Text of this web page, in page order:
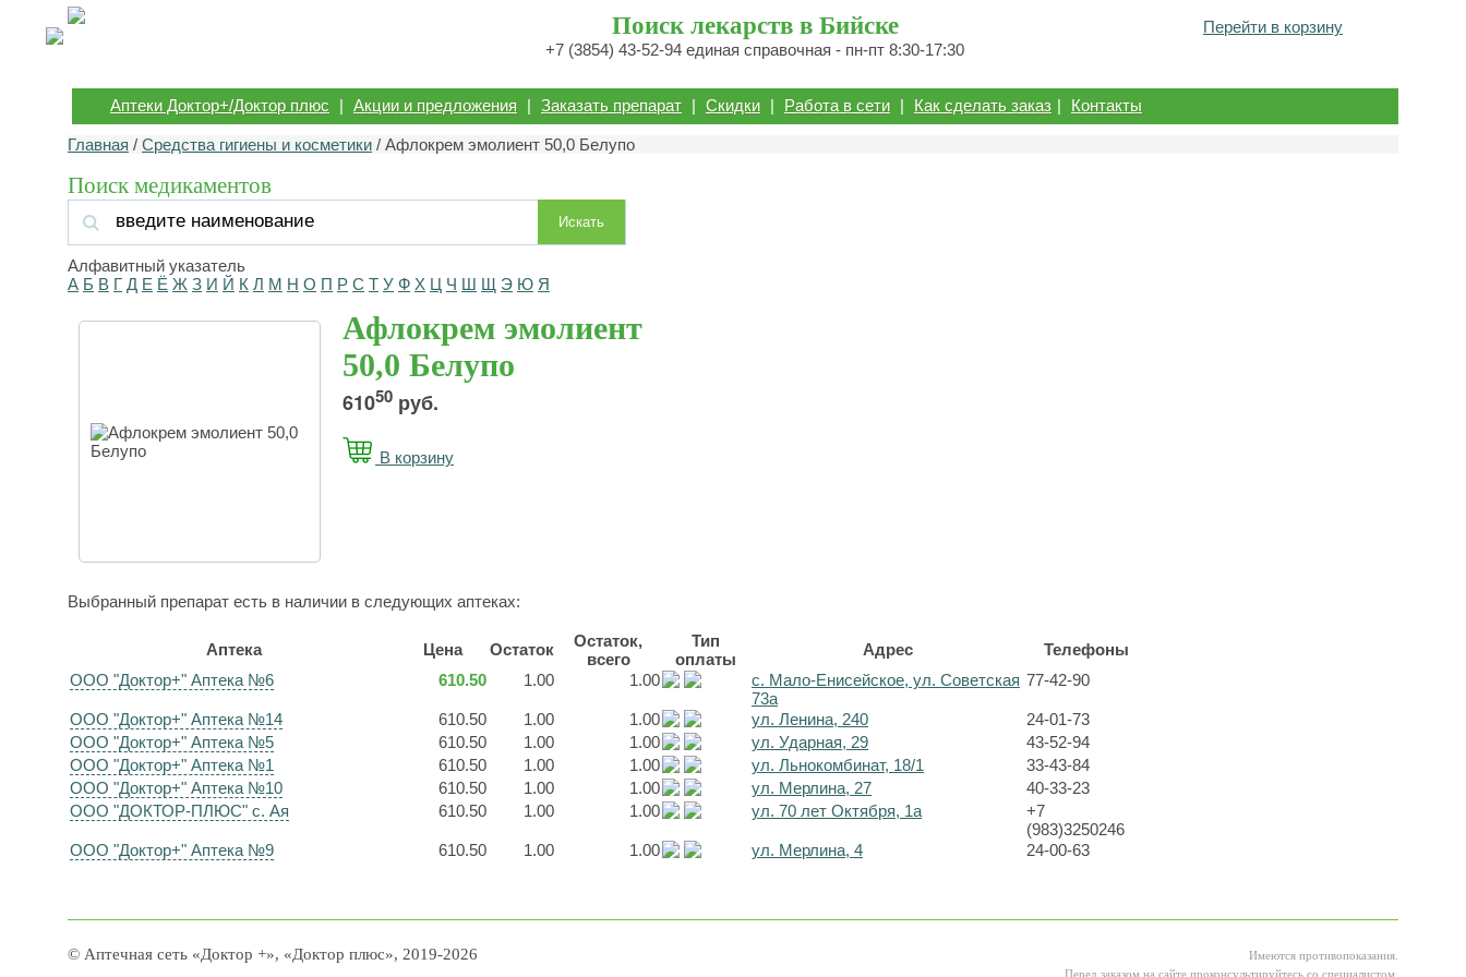
Поиск лекарств в Бийске
+7 (3854) 43-52-94 единая справочная - пн-пт 8:30-17:30
Перейти в корзину
Аптеки Доктор+/Доктор плюс | Акции и предложения | Заказать препарат | Скидки | Работа в сети | Как сделать заказ | Контакты
Главная / Средства гигиены и косметики / Афлокрем эмолиент 50,0 Белупо
Поиск медикаментов
Искать
Алфавитный указатель
А Б В Г Д Е Ё Ж З И Й К Л М Н О П Р С Т У Ф Х Ц Ч Ш Щ Э Ю Я
Афлокрем эмолиент
50,0 Белупо
61050 руб.
В корзину
Выбранный препарат есть в наличии в следующих аптеках:
Аптека Цена Остаток
Остаток,
всего
Тип
оплаты
Адрес
Телефоны
ООО "Доктор+" Аптека №6
610.50 1.00 1.00
с. Мало-Енисейское, ул. Советская
73а
77-42-90
ООО "Доктор+" Аптека №14 610.50 1.00 1.00 ул. Ленина, 240
24-01-73
ООО "Доктор+" Аптека №5
610.50 1.00 1.00 ул. Ударная, 29
43-52-94
ООО "Доктор+" Аптека №1
610.50 1.00 1.00 ул. Льнокомбинат, 18/1
33-43-84
ООО "Доктор+" Аптека №10
610.50 1.00 1.00 ул. Мерлина, 27
40-33-23
ООО "ДОКТОР-ПЛЮС" с. Ая
610.50 1.00 1.00 ул. 70 лет Октября, 1а
+7
(983)3250246
ООО "Доктор+" Аптека №9
610.50 1.00 1.00 ул. Мерлина, 4 24-00-63
© Аптечная сеть «Доктор +», «Доктор плюс», 2019-2026
Имеются противопоказания.
Перед заказом на сайте проконсультируйтесь со специалистом.